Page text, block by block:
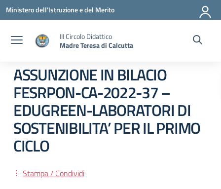
Vai ai contenuti
Vai al menu di navigazione
Vai al footer
Ministero dell'Istruzione e del Merito
III Circolo Didattico
Madre Teresa di Calcutta
ASSUNZIONE IN BILACIO
FESRPON-CA-2022-37 –
EDUGREEN-LABORATORI DI
SOSTENIBILITA’ PER IL PRIMO
CICLO
Stampa / Condividi